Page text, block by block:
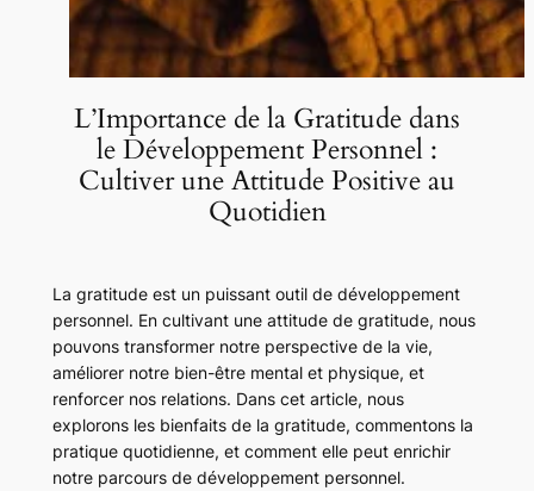
L’Importance de la Gratitude dans
le Développement Personnel :
Cultiver une Attitude Positive au
Quotidien
La gratitude est un puissant outil de développement
personnel. En cultivant une attitude de gratitude, nous
pouvons transformer notre perspective de la vie,
améliorer notre bien-être mental et physique, et
renforcer nos relations. Dans cet article, nous
explorons les bienfaits de la gratitude, commentons la
pratique quotidienne, et comment elle peut enrichir
notre parcours de développement personnel.